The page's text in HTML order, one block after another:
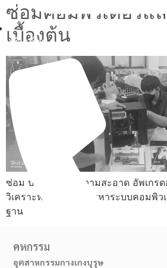
เพิ่มเพื่อน
ซ่อมคอมพิวเตอร์แ
เบื้องต้น
ซ่อม ประกอบ ทำความสะอาด อัพเกร
วิเคราะห์และแก้ไขปัญหาระบบคอมพิว
ฐาน
คหกรรม
อุตสาหกรรมกางเกงบุรุษ